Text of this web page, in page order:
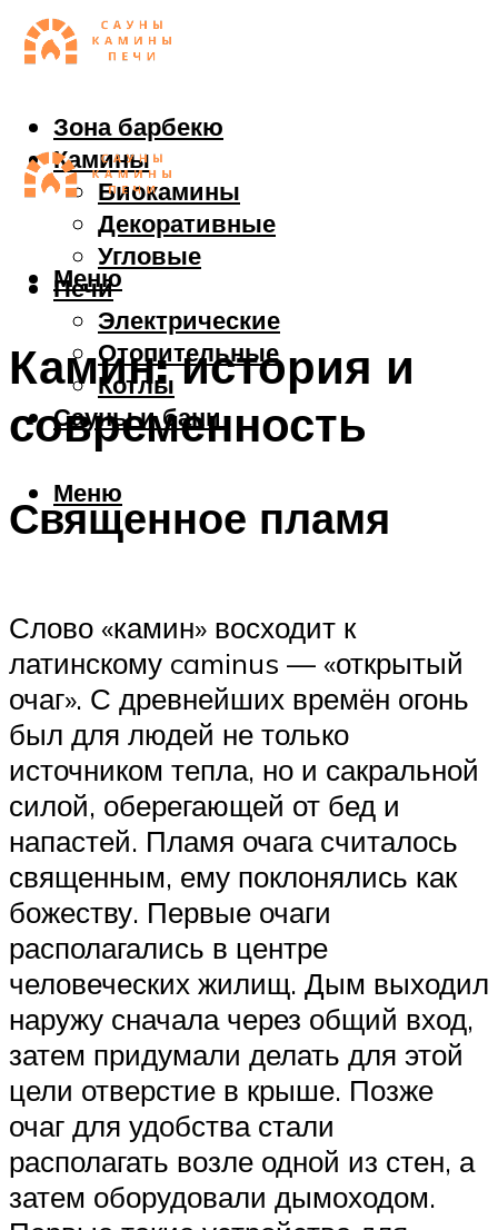
Зона барбекю
Камины
Биокамины
Декоративные
Угловые
Печи
Электрические
Отопительные
Котлы
Сауны и бани
Меню
Меню
Камин: история и
современность
Священное пламя
Слово «камин» восходит к
латинскому caminus — «открытый
очаг». С древнейших времён огонь
был для людей не только
источником тепла, но и сакральной
силой, оберегающей от бед и
напастей. Пламя очага считалось
священным, ему поклонялись как
божеству. Первые очаги
располагались в центре
человеческих жилищ. Дым выходил
наружу сначала через общий вход,
затем придумали делать для этой
цели отверстие в крыше. Позже
очаг для удобства стали
располагать возле одной из стен, а
затем оборудовали дымоходом.